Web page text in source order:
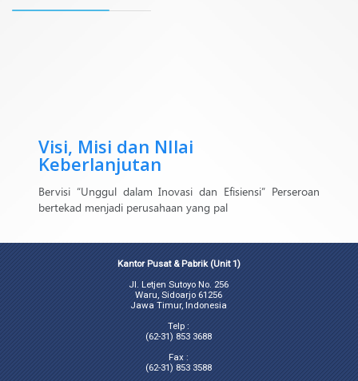
Visi, Misi dan NIlai
Keberlanjutan
Bervisi “Unggul dalam Inovasi dan Efisiensi” Perseroan
bertekad menjadi perusahaan yang pal
Kantor Pusat & Pabrik (Unit 1)
Jl. Letjen Sutoyo No. 256
Waru, Sidoarjo 61256
Jawa Timur, Indonesia
Telp :
(62-31) 853 3688
Fax :
(62-31) 853 3588